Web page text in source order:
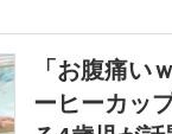
「お腹痛い
ーヒーカッ